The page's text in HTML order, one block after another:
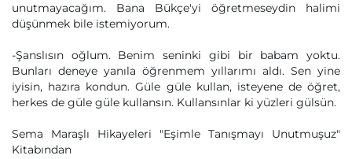
unutmayacağım. Bana Bükçe'yi öğretmeseydin halimi
düşünmek bile istemiyorum.
-Şanslısın oğlum. Benim seninki gibi bir babam yoktu.
Bunları deneye yanıla öğrenmem yıllarımı aldı. Sen yine
iyisin, hazıra kondun. Güle güle kullan, isteyene de öğret,
herkes de güle güle kullansın. Kullansınlar ki yüzleri gülsün.
Sema Maraşlı Hikayeleri "Eşimle Tanışmayı Unutmuşuz"
Kitabından